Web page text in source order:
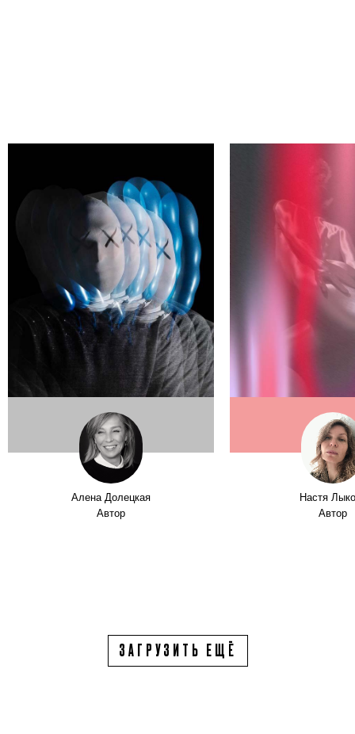
Алена Долецкая
Автор
Настя
Автор
ЗАГРУЗИТЬ ЕЩЁ